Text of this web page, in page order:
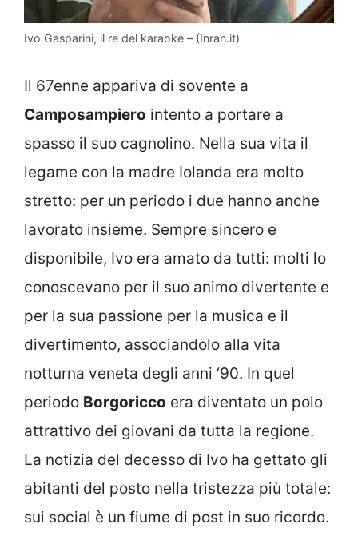
Ivo Gasparini, il re del karaoke – (Inran.it)
Il 67enne appariva di sovente a
Camposampiero intento a portare a
spasso il suo cagnolino. Nella sua vita il
legame con la madre Iolanda era molto
stretto: per un periodo i due hanno anche
lavorato insieme. Sempre sincero e
disponibile, Ivo era amato da tutti: molti lo
conoscevano per il suo animo divertente e
per la sua passione per la musica e il
divertimento, associandolo alla vita
notturna veneta degli anni ‘90. In quel
periodo Borgoricco era diventato un polo
attrattivo dei giovani da tutta la regione.
La notizia del decesso di Ivo ha gettato gli
abitanti del posto nella tristezza più totale:
sui social è un fiume di post in suo ricordo.